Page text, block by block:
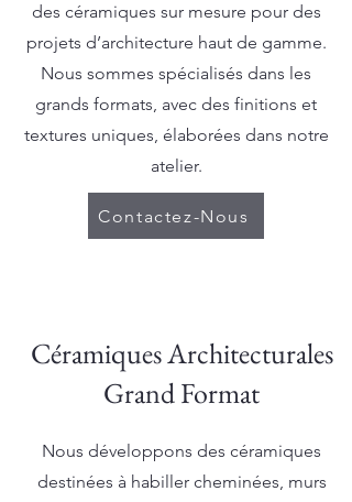
des céramiques sur mesure pour des
projets d’architecture haut de gamme.
Nous sommes spécialisés dans les
grands formats, avec des finitions et
textures uniques, élaborées dans notre
atelier.
Contactez-Nous
Céramiques Architecturales
Grand Format
Nous développons des céramiques
destinées à habiller cheminées, murs